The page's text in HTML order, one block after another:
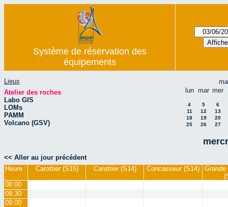
Système de réservation des
équipements
Lieux
Atelier des roches
Labo GIS
LOMs
PAMM
Volcano (GSV)
lun mar mer
4 5
6
11
12
13
18
19
20
25
26 27
<< Aller au jour précédent
Heure :
Carottier (S15) Carottier (S14) Concasseur (S14)
08:00
08:30
09:00